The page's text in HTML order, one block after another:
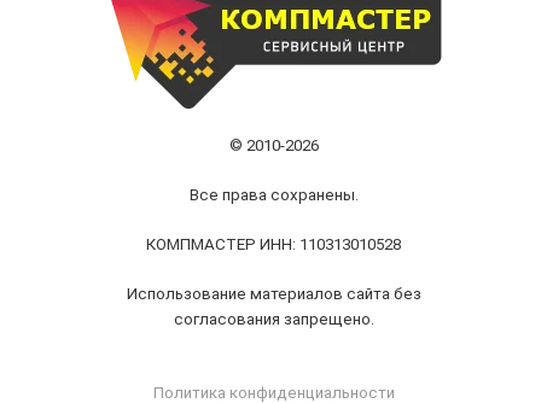
© 2010-2026
Все права сохранены.
КОМПМАСТЕР ИНН: 110313010528
Использование материалов сайта без
согласования запрещено.
Политика конфиденциальности